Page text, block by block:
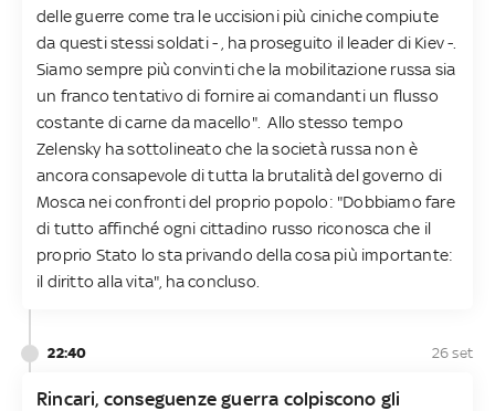
delle guerre come tra le uccisioni più ciniche compiute
da questi stessi soldati - , ha proseguito il leader di Kiev -.
Siamo sempre più convinti che la mobilitazione russa sia
un franco tentativo di fornire ai comandanti un flusso
costante di carne da macello". Allo stesso tempo
Zelensky ha sottolineato che la società russa non è
ancora consapevole di tutta la brutalità del governo di
Mosca nei confronti del proprio popolo: "Dobbiamo fare
di tutto affinché ogni cittadino russo riconosca che il
proprio Stato lo sta privando della cosa più importante:
il diritto alla vita", ha concluso.
22:40 26 set
Rincari, conseguenze guerra colpiscono gli